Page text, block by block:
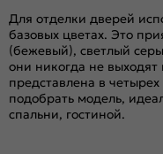
Для отделки дверей
базовых цветах. Это
(бежевый), светлый
они никогда не
представлена в
подобрать модель,
спальни, гостиной.